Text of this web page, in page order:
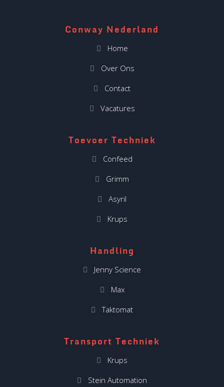
Conway Nederland
Home
Over Ons
Contact
Vacatures
Toevoer Techniek
Confeed
Grimm
Asyril
Krups
Handling
Jenny Science
Max
Taktomat
Transport Techniek
Krups
Stein Automation